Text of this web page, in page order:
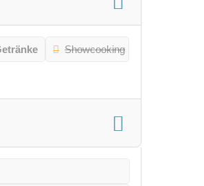
Showcooking